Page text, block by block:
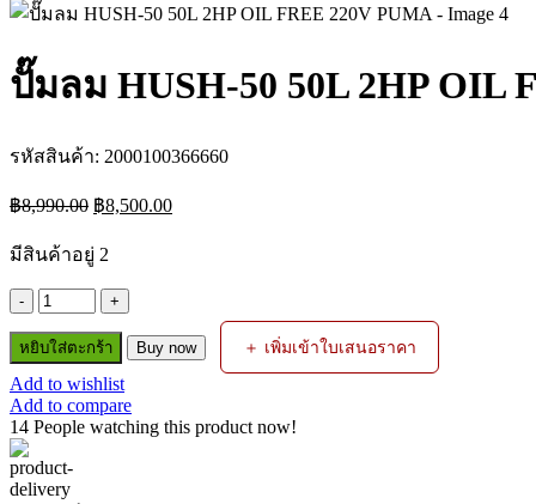
ปั๊มลม HUSH-50 50L 2HP OIL
รหัสสินค้า: 2000100366660
฿8,990.00 Original
price
was:
฿8,990.00.
฿8,500.00Current
price
มีสินค้าอยู่ 2
จำนวน
ปั๊ม
ลม
HUSH-
50
50L
OIL
FREE
หยิบใส่ตะกร้า Buy now ＋ เพิ่มเข้าใบเสนอราคา
Add to wishlist
Add to compare
14 People watching this product now!